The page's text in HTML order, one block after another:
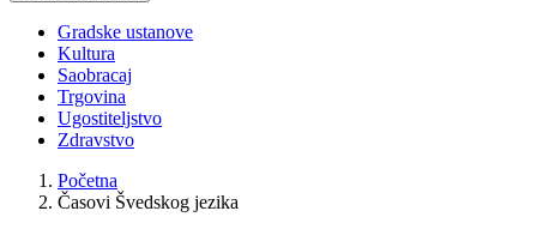
Gradske ustanove
Kultura
Saobracaj
Trgovina
Ugostiteljstvo
Zdravstvo
Početna
Časovi Švedskog jezika